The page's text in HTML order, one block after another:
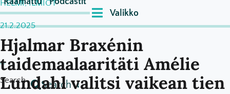
Search Search
HELMI,ILMIÖT
21.2.2025
Hjalmar Braxénin
taidemaalaaritäti Amélie
Lundahl valitsi vaikean tien